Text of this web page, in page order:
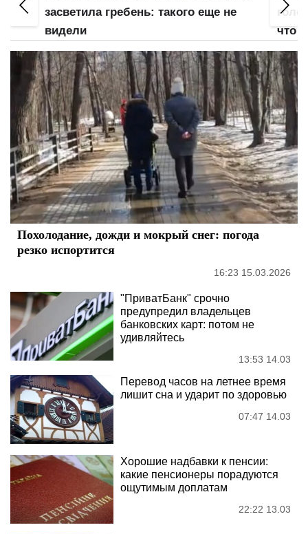
голой Поляковой в одной постели:
что скажут ее дети и муж
Похолодание, дожди и мокрый снег: погода
резко испортится
16:23 15.03.2026
"ПриватБанк" срочно
предупредил владельцев
банковских карт: потом не
удивляйтесь
13:53 14.03
Перевод часов на летнее время
лишит сна и ударит по здоровью
07:47 14.03
Хорошие надбавки к пенсии:
какие пенсионеры порадуются
ощутимым доплатам
22:22 13.03